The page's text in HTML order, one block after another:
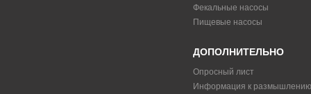
Фекальные насосы
Пищевые насосы
ДОПОЛНИТЕЛЬНО
Опросный лист
Информация к размышлению